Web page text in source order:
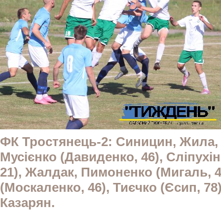
ФК Тростянець-2: Синицин,
Мусієнко (Давиденко, 46),
21), Жалдак, Пимоненко (Мигаль,
(Москаленко, 46), Тиєчко (Єсип,
Казарян.